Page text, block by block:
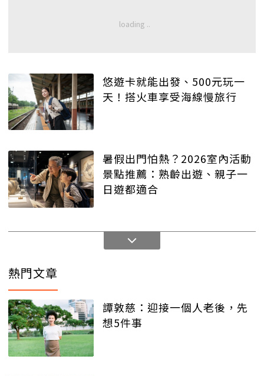
悠遊卡就能出發、500元玩一
天！搭火車享受海線慢旅行
暑假出門怕熱？2026室內活動
景點推薦：熟齡出遊、親子一
日遊都適合
熱門文章
譚敦慈：迎接一個人老後，先
想5件事